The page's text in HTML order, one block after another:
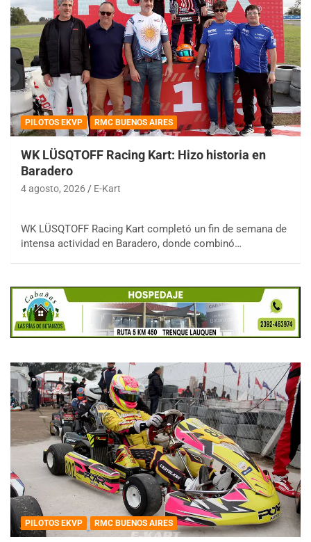
PILOTOS EKVP RMC BUENOS AIRES
WK LÜSQTOFF Racing Kart: Hizo historia en
Baradero
4 agosto, 2026 E-Kart
WK LÜSQTOFF Racing Kart completó un fin de semana de
intensa actividad en Baradero, donde combinó…
PILOTOS EKVP RMC BUENOS AIRES